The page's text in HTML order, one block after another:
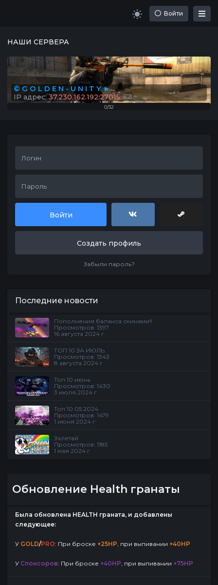
Войти
НАШИ СЕРВЕРА
© G O L D E N - U N I T Y ►
IP адрес:37.230.162.192:27015
0/32
Обновление Health гранаты
Была обновлена HEALTH граната, и добавлены
следующее:
У GOLD/PRO: При броске +25HP, при выпивании +40HP
У Спонсоров: При броске +40HP, при выпивании +75HP
Войти
Создать профиль
Забыли пароль?
Последние новости
Пополнения баланса скинами!!
Просмотров: 1397
16 августа 2024 г
ТОП 10 ЗА ИЮЛЬ
Просмотров: 1343
8 августа 2024 г
Топ 10 июнь
Просмотров: 1430
3 июля 2024 г
Топ 10 05.2024
Просмотров: 1479
1 июня 2024 г
Залетай
Просмотров: 1185
1 мая 2024 г